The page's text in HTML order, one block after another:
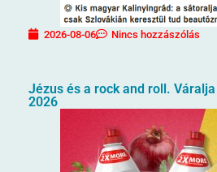
2026-08-06 Nincs hozzászólás
Jézus és a rock and roll.
2026